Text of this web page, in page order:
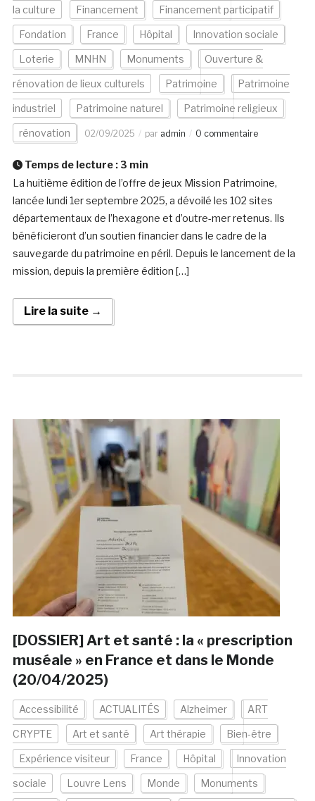
la culture Financement Financement participatif
Fondation France Hôpital Innovation sociale
Loterie MNHN Monuments Ouverture &
rénovation de lieux culturels Patrimoine Patrimoine
industriel Patrimoine naturel Patrimoine religieux
rénovation 02/09/2025 par admin 0 commentaire
Temps de lecture : 3 min
La huitième édition de l’offre de jeux Mission Patrimoine,
lancée lundi 1er septembre 2025, a dévoilé les 102 sites
départementaux de l’hexagone et d’outre-mer retenus. Ils
bénéficieront d’un soutien financier dans le cadre de la
sauvegarde du patrimoine en péril. Depuis le lancement de la
mission, depuis la première édition […]
Lire la suite →
[DOSSIER] Art et santé : la « prescription
muséale » en France et dans le Monde
(20/04/2025)
Accessibilité ACTUALITÉS Alzheimer ART
CRYPTE Art et santé Art thérapie Bien-être
Expérience visiteur France Hôpital Innovation
sociale Louvre Lens Monde Monuments